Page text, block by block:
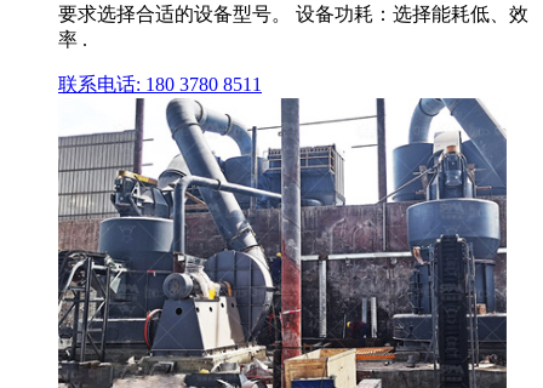
要求选择合适的设备型号。 设备功耗：选择能耗低、效
率 .
联系电话: 180 3780 8511